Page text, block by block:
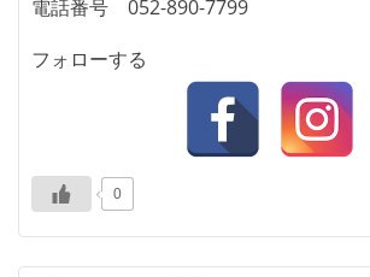
電話番号 052-890-7799
フォローする
0